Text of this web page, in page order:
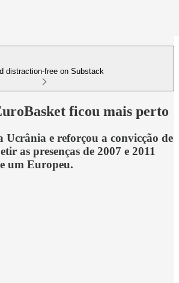
distraction-free on Substack
ficou mais perto
Ucrânia e reforçou a convicção de
as presenças de 2007 e 2011
um Europeu.